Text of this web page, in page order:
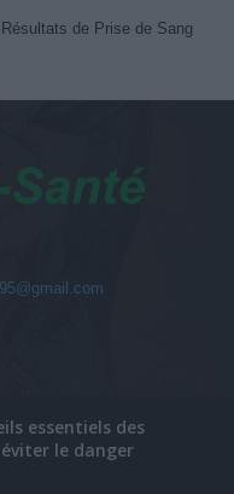
de Prise de Sang
essentiels des
le danger